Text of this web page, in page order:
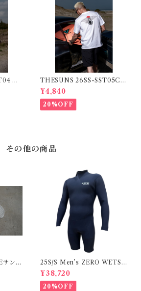
GR
THESUNS 26SS-SST05C
WHITE
¥4,840
20%OFF
その他の商品
ンダ
25S/S Men’s ZERO WETSU
ITS SPRING PREMIUM 2X
2mm(Stock:Tokyo)
¥38,720
20%OFF